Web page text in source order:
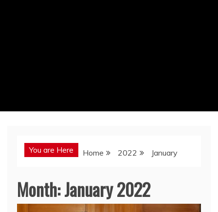
You are Here Home 2022 January
Month:January 2022